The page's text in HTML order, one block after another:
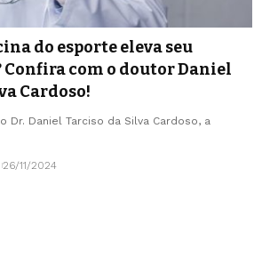
do esporte eleva seu
Confira com o doutor Daniel
Cardoso!
Dr. Daniel Tarciso da Silva Cardoso, a
26/11/2024